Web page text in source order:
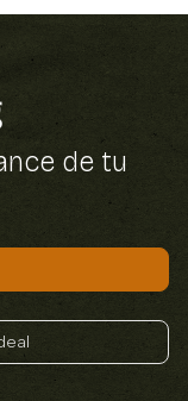
de tu